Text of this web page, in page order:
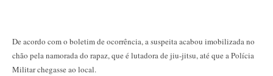
De acordo com o boletim de ocorrência, a suspeita acabou imobilizada no
chão pela namorada do rapaz, que é lutadora de jiu-jitsu, até que a Polícia
Militar chegasse ao local.